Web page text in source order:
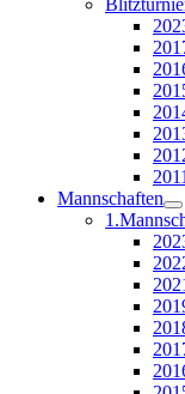
2011
Mannschaften